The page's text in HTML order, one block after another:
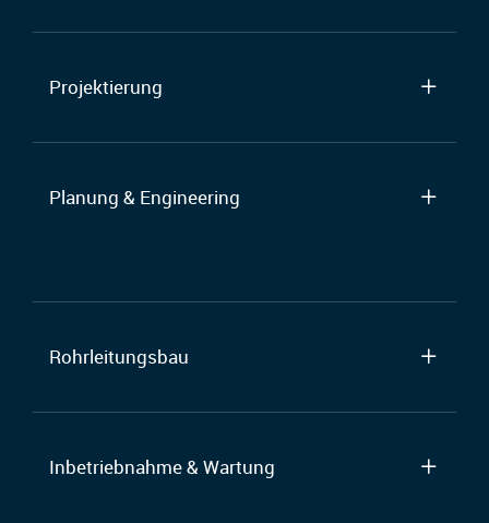
Projektierung
Planung & Engineering
Rohrleitungsbau
Inbetriebnahme & Wartung